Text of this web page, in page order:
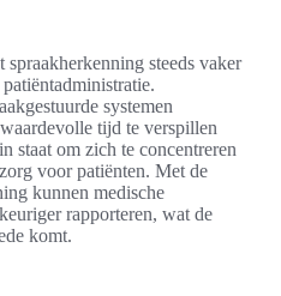
spraakherkenning steeds vaker
systemen
tijd te verspillen
staat om zich te concentreren
voor patiënten. Met de
kunnen medische
rapporteren, wat de
komt.